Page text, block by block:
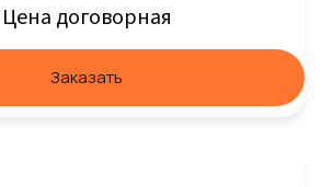
Цена договорная
Заказать